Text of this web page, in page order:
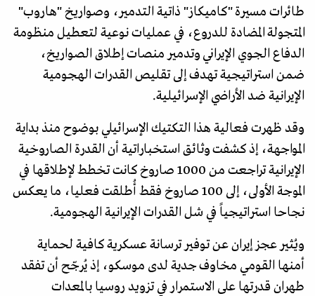
طائرات مسيرة "كاميكاز" ذاتية التدمير، وصواريخ "هاروب"
المتجولة المضادة للدروع، في عمليات نوعية لتعطيل منظومة
الدفاع الجوي الإيراني وتدمير منصات إطلاق الصواريخ،
ضمن استراتيجية تهدف إلى تقليص القدرات الهجومية
الإيرانية ضد الأراضي الإسرائيلية.
وقد ظهرت فعالية هذا التكتيك الإسرائيلي بوضوح منذ بداية
المواجهة، إذ كشفت وثائق استخباراتية أن القدرة الصاروخية
الإيرانية تراجعت من 1000 صاروخ كانت تخطط لإطلاقها في
الموجة الأولى، إلى 100 صاروخ فقط أُطلقت فعليا، ما يعكس
نجاحا استراتيجياً في شل القدرات الإيرانية الهجومية.
ويُثير عجز إيران عن توفير ترسانة عسكرية كافية لحماية
أمنها القومي مخاوف جدية لدى موسكو، إذ يُرجّح أن تفقد
طهران قدرتها على الاستمرار في تزويد روسيا بالمعدات